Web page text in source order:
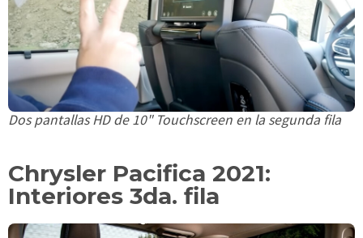
Dos pantallas HD de 10" Touchscreen en la segunda fila
Chrysler Pacifica 2021:
Interiores 3da. fila